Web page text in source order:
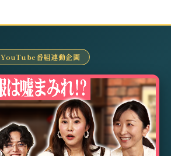
YouTube番組連動企画